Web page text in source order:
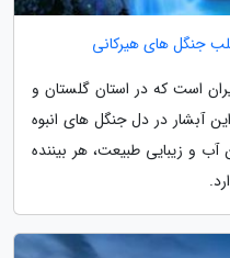
جنگل های هیرکانی
است که در استان گلستان و
آبشار در دل جنگل های انبوه
و زیبایی طبیعت، هر بیننده